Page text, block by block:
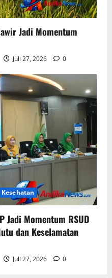
Jadi Momentum
Juli 27, 2026 0
Kesehatan
Jadi Momentum RSUD
dan Keselamatan
Juli 27, 2026 0